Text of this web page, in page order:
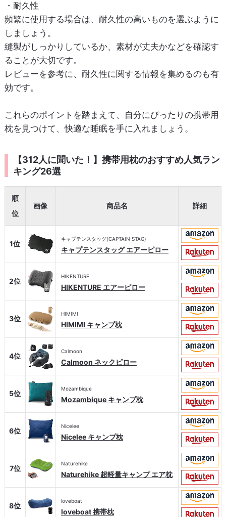
・耐久性
頻繁に使用する場合は、耐久性の高いものを選ぶように
しましょう。
縫製がしっかりしているか、素材が丈夫かなどを確認す
ることが大切です。
レビューを参考に、耐久性に関する情報を集めるのも有
効です。
これらのポイントを踏まえて、自分にぴったりの携帯用
枕を見つけて、快適な睡眠を手に入れましょう。
【312人に聞いた！】携帯用枕のおすすめ人気ラン
キング26選
順
位
画像 商品名 詳細
1位
キャプテンスタッグ(CAPTAIN STAG)
キャプテンスタッグ エアーピロー
2位
HIKENTURE
HIKENTURE エアーピロー
3位
HIMIMI
HIMIMI キャンプ枕
4位
Calmoon
Calmoon ネックピロー
5位
Mozambique
Mozambique キャンプ枕
6位
Nicelee
Nicelee キャンプ枕
7位
Naturehike
Naturehike 超軽量キャンプ エア枕
8位
loveboat
loveboat 携帯枕